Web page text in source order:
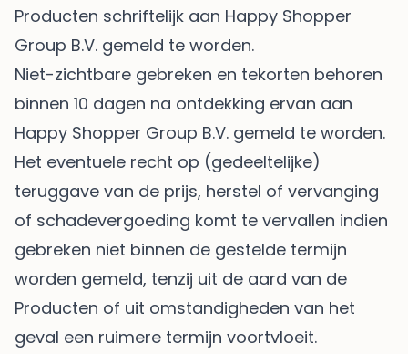
Producten schriftelijk aan Happy Shopper
Group B.V. gemeld te worden.
Niet-zichtbare gebreken en tekorten behoren
binnen 10 dagen na ontdekking ervan aan
Happy Shopper Group B.V. gemeld te worden.
Het eventuele recht op (gedeeltelijke)
teruggave van de prijs, herstel of vervanging
of schadevergoeding komt te vervallen indien
gebreken niet binnen de gestelde termijn
worden gemeld, tenzij uit de aard van de
Producten of uit omstandigheden van het
geval een ruimere termijn voortvloeit.